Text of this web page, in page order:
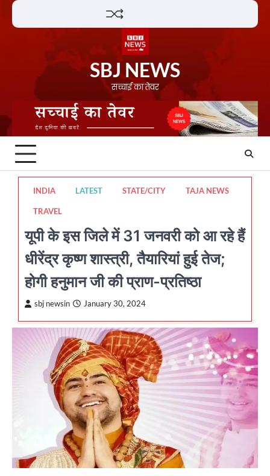
Skip
SBJ NEWS
सच्चाई का तेवर
INDIA LATEST STATE/CITY TAJA NEWS
TRAVEL
यूपी के इस जिले में 31 जनवरी को आ रहे हैं
धीरेंद्र कृष्ण शास्त्री, तैयारियां हुई तेज;
होगी हनुमान जी की प्राण-प्रतिष्ठा
sbj newsin January 30, 2024